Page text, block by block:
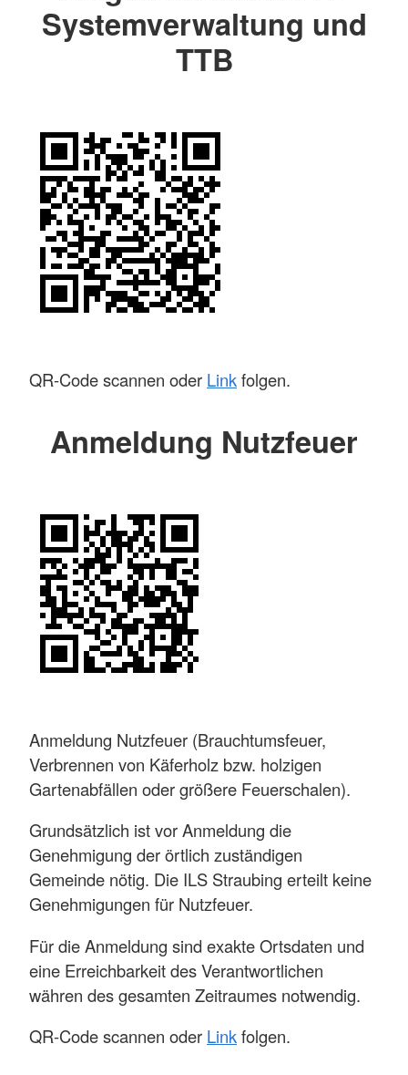
Systemverwaltung und
TTB
QR-Code scannen oder Linkfolgen.
Anmeldung Nutzfeuer
Anmeldung Nutzfeuer (Brauchtumsfeuer,
Verbrennen von Käferholz bzw. holzigen
Gartenabfällen oder größere Feuerschalen).
Grundsätzlich ist vor Anmeldung die
Genehmigung der örtlich zuständigen
Gemeinde nötig. Die ILS Straubing erteilt keine
Genehmigungen für Nutzfeuer.
Für die Anmeldung sind exakte Ortsdaten und
eine Erreichbarkeit des Verantwortlichen
währen des gesamten Zeitraumes notwendig.
QR-Code scannen oder Linkfolgen.